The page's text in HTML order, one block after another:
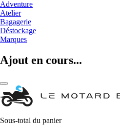
Adventure
Atelier
Bagagerie
Déstockage
Marques
Ajout en cours...
Sous-total du panier